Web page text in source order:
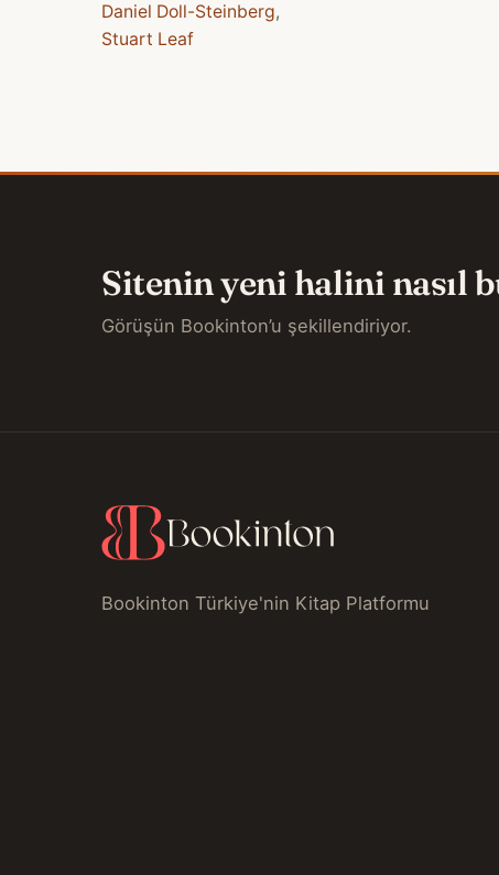
Daniel Doll-Steinberg,
Stuart Leaf
Sitenin yeni halini nasıl
Görüşün Bookinton’u şekillendiriyor.
Bookinton Türkiye'nin Kitap Platformu